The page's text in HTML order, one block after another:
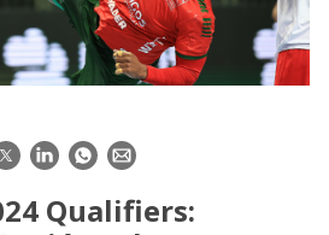
LinkedInWhatsApp
E-
Qualifiers: